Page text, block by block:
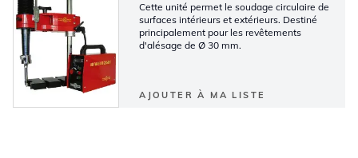
Cette unité permet le soudage circulaire de
surfaces intérieurs et extérieurs. Destiné
principalement pour les revêtements
d'alésage de Ø 30 mm.
AJOUTER À MA LISTE